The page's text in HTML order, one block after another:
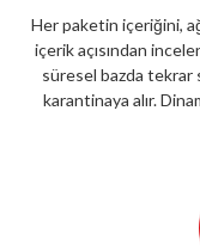
Her paketin içeriğini,
içerik açısından
süresel bazda tekrar
karantinaya alır.